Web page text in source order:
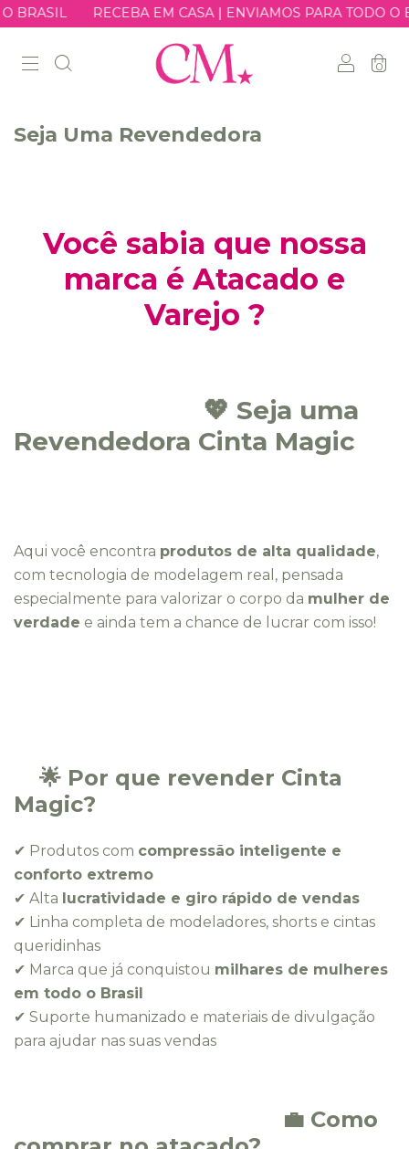
BRASIL RECEBA EM CASA | ENVIAMOS PARA TODO O
0
Seja Uma Revendedora
Você sabia que nossa
marca é Atacado e
Varejo ?
💖 Seja uma
Revendedora Cinta Magic
Aqui você encontra produtos de alta qualidade,
com tecnologia de modelagem real, pensada
especialmente para valorizar o corpo da mulher de
verdade e ainda tem a chance de lucrar com isso!
🌟 Por que revender Cinta
Magic?
✔ Produtos com compressão inteligente e
conforto extremo
✔ Alta lucratividade e giro rápido de vendas
✔ Linha completa de modeladores, shorts e cintas
queridinhas
✔ Marca que já conquistou milhares de mulheres
em todo o Brasil
✔ Suporte humanizado e materiais de divulgação
para ajudar nas suas vendas
💼 Como